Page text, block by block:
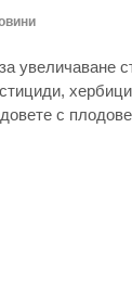
увеличаване
с